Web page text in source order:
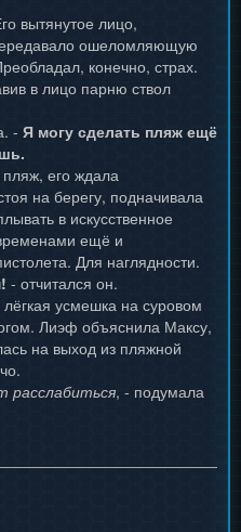
вытянутое лицо,
ошеломляющую
конечно, страх.
в лицо парню ствол
- Я могу сделать пляж ещё
его ждала
на берегу, подначивала
в искусственное
ещё и
Для наглядности.
- отчитался он.
усмешка на суровом
Лиэф объяснила Максу,
на выход из пляжной
расслабиться, - подумала